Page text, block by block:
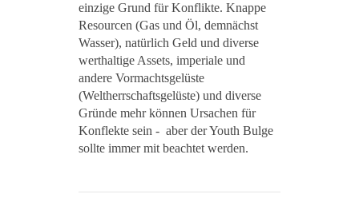
einzige Grund für Konflikte. Knappe
Resourcen (Gas und Öl, demnächst
Wasser), natürlich Geld und diverse
werthaltige Assets, imperiale und
andere Vormachtsgelüste
(Weltherrschaftsgelüste) und diverse
Gründe mehr können Ursachen für
Konflekte sein - aber der Youth Bulge
sollte immer mit beachtet werden.